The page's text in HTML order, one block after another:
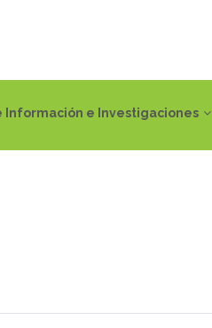
Información e Investigaciones